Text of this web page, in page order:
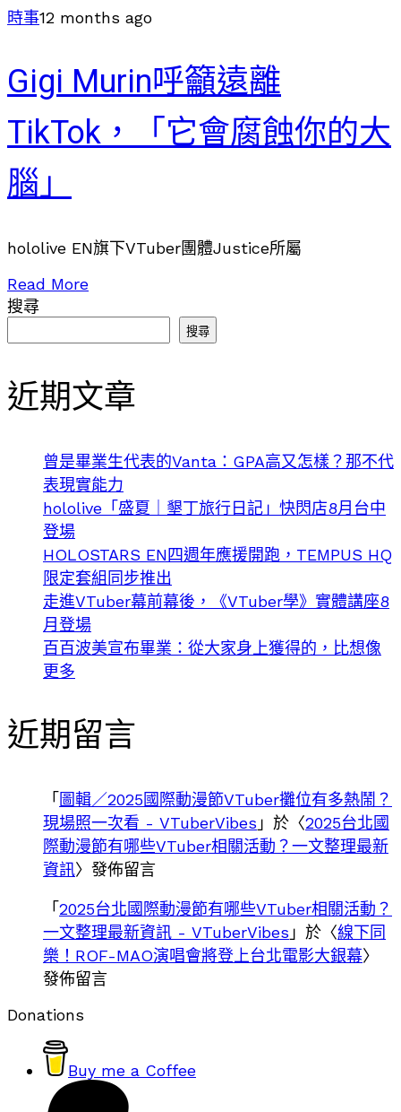
時事12 months ago
Gigi Murin呼籲遠離
TikTok，「它會腐蝕你的大
腦」
hololive EN旗下VTuber團體Justice所屬
Read More
搜尋
搜尋
近期文章
曾是畢業生代表的Vanta：GPA高又怎樣？那不代
表現實能力
hololive「盛夏｜墾丁旅行日記」快閃店8月台中
登場
HOLOSTARS EN四週年應援開跑，TEMPUS HQ
限定套組同步推出
走進VTuber幕前幕後，《VTuber學》實體講座8
月登場
百百波美宣布畢業：從大家身上獲得的，比想像
更多
近期留言
「圖輯／2025國際動漫節VTuber攤位有多熱鬧？
現場照一次看 - VTuberVibes 」於〈2025台北國
際動漫節有哪些VTuber相關活動？一文整理最新
資訊〉發佈留言
「2025台北國際動漫節有哪些VTuber相關活動？
一文整理最新資訊 - VTuberVibes 」於〈線下同
樂！ROF-MAO演唱會將登上台北電影大銀幕〉
發佈留言
Donations
Buy me a Coffee